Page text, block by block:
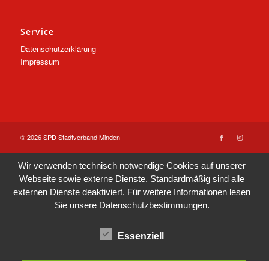
Service
Datenschutzerklärung
Impressum
© 2026 SPD Stadtverband Minden
Wir verwenden technisch notwendige Cookies auf unserer
Webseite sowie externe Dienste. Standardmäßig sind alle
externen Dienste deaktiviert. Für weitere Informationen lesen
Sie unsere Datenschutzbestimmungen.
Essenziell